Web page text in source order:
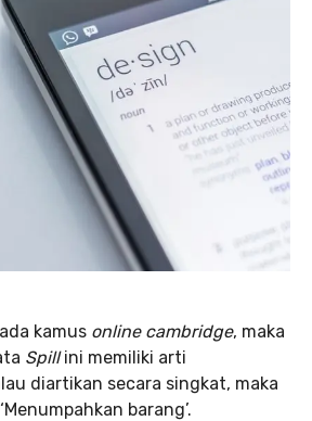
kamus online cambridge, maka
Spillini memiliki arti
diartikan secara singkat, maka
barang’.